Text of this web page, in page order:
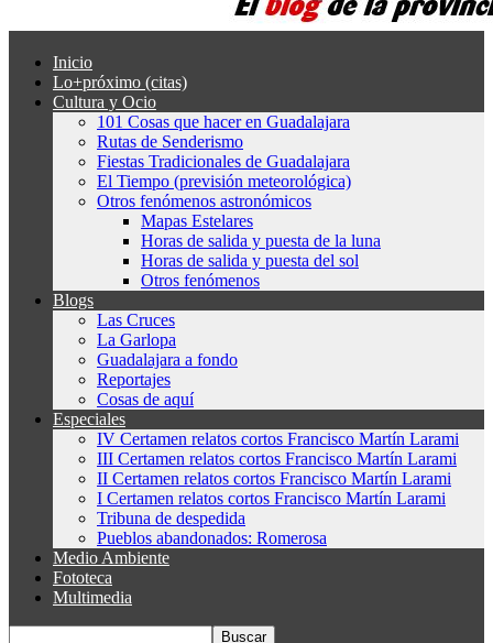
Inicio
Lo+próximo (citas)
Cultura y Ocio
101 Cosas que hacer en Guadalajara
Rutas de Senderismo
Fiestas Tradicionales de Guadalajara
El Tiempo (previsión meteorológica)
Otros fenómenos astronómicos
Mapas Estelares
Horas de salida y puesta de la luna
Horas de salida y puesta del sol
Otros fenómenos
Blogs
Las Cruces
La Garlopa
Guadalajara a fondo
Reportajes
Cosas de aquí
Especiales
IV Certamen relatos cortos Francisco Martín Larami
III Certamen relatos cortos Francisco Martín Larami
II Certamen relatos cortos Francisco Martín Larami
I Certamen relatos cortos Francisco Martín Larami
Tribuna de despedida
Pueblos abandonados: Romerosa
Medio Ambiente
Fototeca
Multimedia